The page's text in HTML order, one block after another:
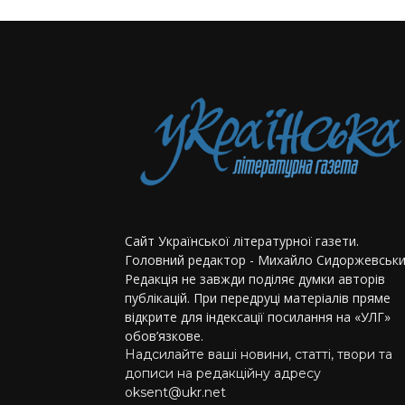
Сайт Української літературної газети.
Головний редактор - Михайло
Редакція не завжди поділяє думки авторів
публікацій. При передруці матеріалів пряме
відкрите для індексації посилання на «УЛГ»
обов’язкове.
Надсилайте ваші новини, статті, твори та
дописи на редакційну адресу
oksent@ukr.net